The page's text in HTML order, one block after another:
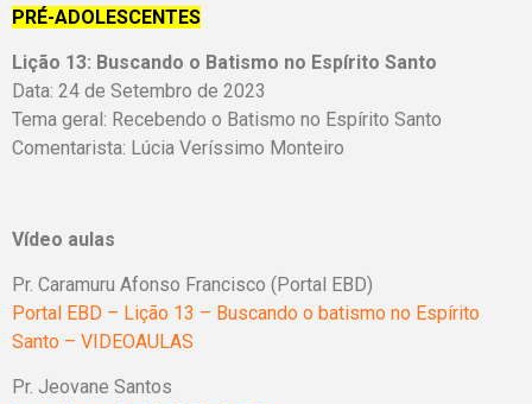
PRÉ-ADOLESCENTES
Lição 13: Buscando o Batismo no Espírito Santo
Data: 24 de Setembro de 2023
Tema geral: Recebendo o Batismo no Espírito Santo
Comentarista: Lúcia Veríssimo Monteiro
Vídeo aulas
Pr. Caramuru Afonso Francisco (Portal EBD)
Portal EBD – Lição 13 – Buscando o batismo no Espírito
Santo – VIDEOAULAS
Pr. Jeovane Santos